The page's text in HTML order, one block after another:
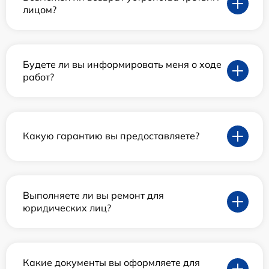
лицом?
Будете ли вы информировать меня о ходе
работ?
Какую гарантию вы предоставляете?
Выполняете ли вы ремонт для
юридических лиц?
Какие документы вы оформляете для